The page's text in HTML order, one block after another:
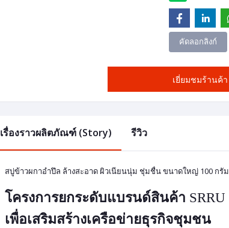
คัดลอกลิงก์
เยี่ยมชมร้านค้า
เรื่องราวผลิตภัณฑ์ (Story) รีวิว
สบู่ข้าวผกาอำปึล ล้างสะอาด ผิวเนียนนุ่ม ชุ่มชื่น ขนาดใหญ่ 100 กรัม
โครงการยกระดับแบรนด์สินค้า SRRU
เพื่อเสริมสร้างเครือข่ายธุรกิจชุมชน